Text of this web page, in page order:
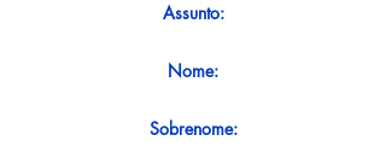
Assunto:
Nome:
Sobrenome: